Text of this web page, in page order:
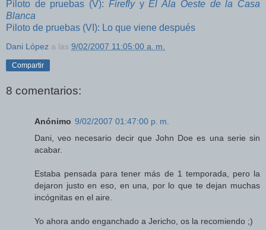
Piloto de pruebas (V): FireflyyEl Ala Oeste de la Casa
Blanca
Piloto de pruebas (VI): Lo que viene después
Dani López a las 9/02/2007 11:05:00 a. m.
Compartir
8 comentarios:
Anónimo 9/02/2007 01:47:00 p. m.
Dani, veo necesario decir que John Doe es una serie sin
acabar.
Estaba pensada para tener más de 1 temporada, pero la
dejaron justo en eso, en una, por lo que te dejan muchas
incógnitas en el aire.
Yo ahora ando enganchado a Jericho, os la recomiendo ;)